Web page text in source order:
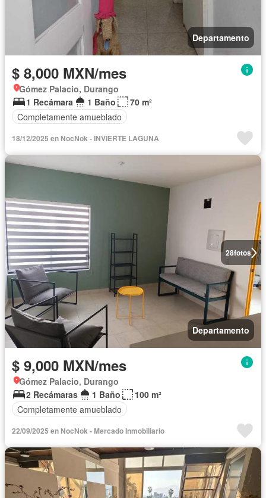
Departamento
$ 8,000 MXN/mes
Gómez Palacio, Durango
1 Recámara
1 Baño
70 m²
Completamente amueblado
18/12/2025 en NocNok - INVIERTE LAGUNA
28fotos
Departamento
$ 9,000 MXN/mes
Gómez Palacio, Durango
2 Recámaras
1 Baño
100 m²
Completamente amueblado
22/09/2025 en NocNok - Mercado Inmobiliario